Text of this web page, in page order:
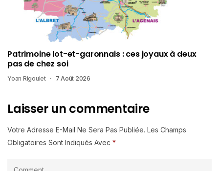
Patrimoine lot-et-garonnais : ces joyaux à deux
pas de chez soi
Yoan Rigoulet 7 Août 2026
Laisser un commentaire
Votre Adresse E-Mail Ne Sera Pas Publiée. Les Champs
Obligatoires Sont Indiqués Avec *